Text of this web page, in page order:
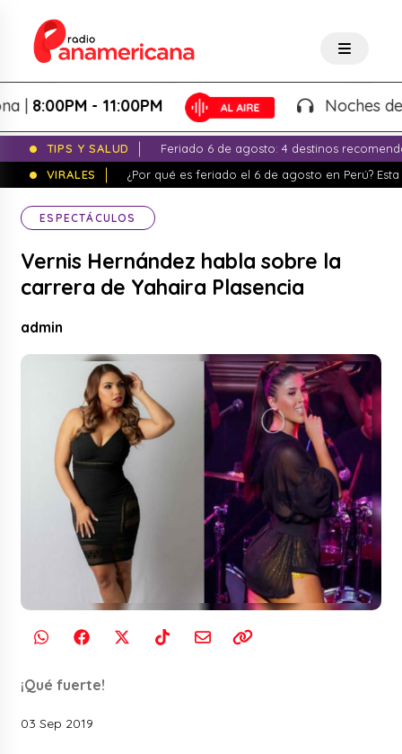
- 11:00PM Noches de
TIPS Y SALUD
Feriado 6 de agosto: 4 destinos
VIRALES
¿Por qué es feriado el 6 de agosto en Perú?
ESPECTÁCULOS
Vernis Hernández habla sobre la
carrera de Yahaira Plasencia
admin
¡Qué fuerte!
03 Sep 2019